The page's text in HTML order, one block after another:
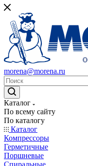
morena@morena.ru
Каталог
По всему сайту
По каталогу
Каталог
Компрессоры
Герметичные
Поршневые
Спиральные